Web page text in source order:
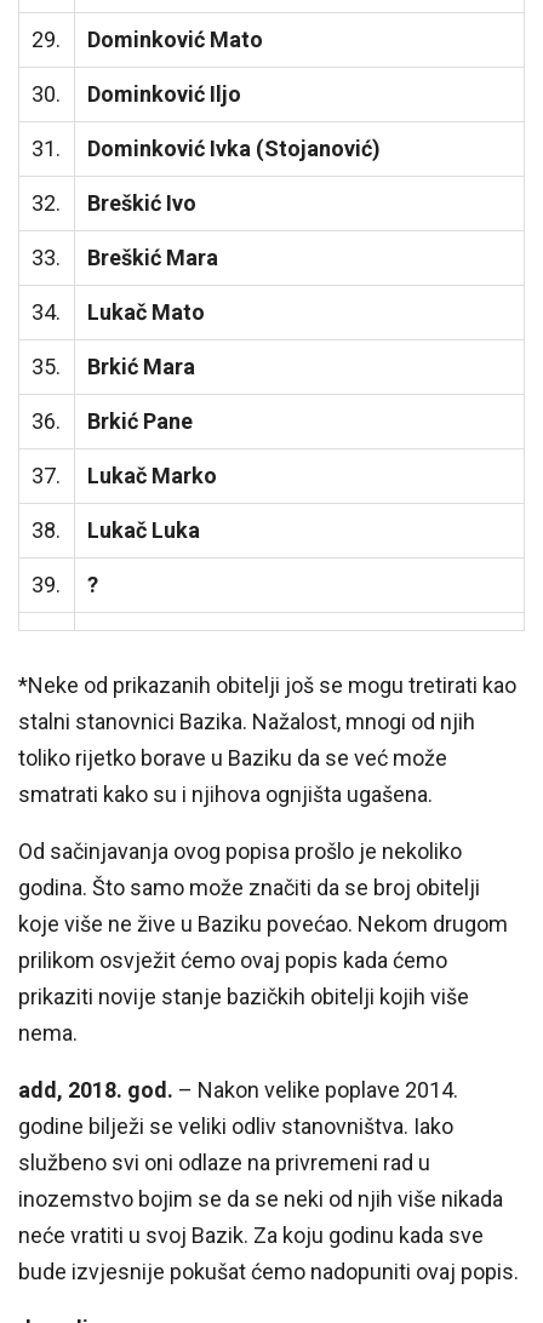
29. Dominković Mato
30. Dominković Iljo
31. Dominković Ivka (Stojanović)
32. Breškić Ivo
33. Breškić Mara
34. Lukač Mato
35. Brkić Mara
36. Brkić Pane
37. Lukač Marko
38. Lukač Luka
39. ?
*Neke od prikazanih obitelji još se mogu tretirati kao
stalni stanovnici Bazika. Nažalost, mnogi od njih
toliko rijetko borave u Baziku da se već može
smatrati kako su i njihova ognjišta ugašena.
Od sačinjavanja ovog popisa prošlo je nekoliko
godina. Što samo može značiti da se broj obitelji
koje više ne žive u Baziku povećao. Nekom drugom
prilikom osvježit ćemo ovaj popis kada ćemo
prikaziti novije stanje bazičkih obitelji kojih više
nema.
add, 2018. god. – Nakon velike poplave 2014.
godine bilježi se veliki odliv stanovništva. Iako
službeno svi oni odlaze na privremeni rad u
inozemstvo bojim se da se neki od njih više nikada
neće vratiti u svoj Bazik. Za koju godinu kada sve
bude izvjesnije pokušat ćemo nadopuniti ovaj popis.